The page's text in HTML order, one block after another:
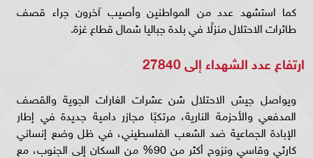
كما استشهد عدد من المواطنين وأصيب آخرون جراء قصف
طائرات الاحتلال منزلًا في بلدة جباليا شمال قطاع غزة.
ارتفاع عدد الشهداء إلى 27840
ويواصل جيش الاحتلال شن عشرات الغارات الجوية والقصف
المدفعي والأحزمة النارية، مرتكبًا مجازر دامية جديدة في إطار
الإبادة الجماعية ضد الشعب الفلسطيني، في ظل وضع إنساني
كارثي وقاسي ونزوح أكثر من 90% من السكان إلى الجنوب، مع